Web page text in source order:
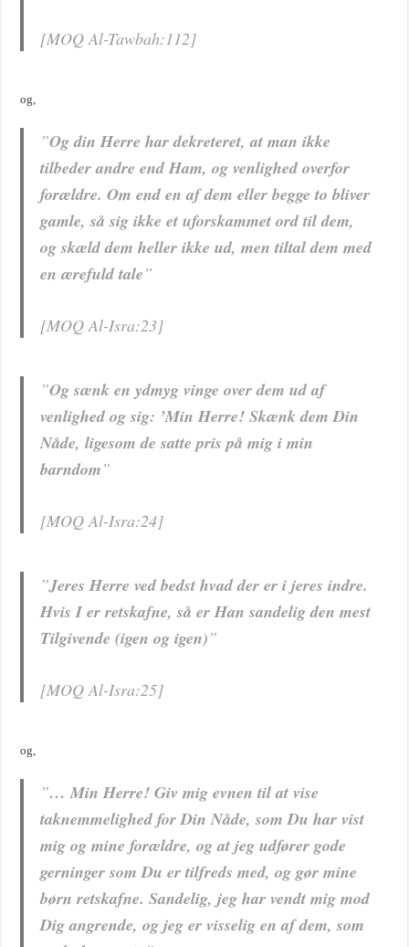
[MOQ Al-Tawbah:112]
og,
”Og din Herre har dekreteret, at man ikke
tilbeder andre end Ham, og venlighed overfor
forældre. Om end en af dem eller begge to bliver
gamle, så sig ikke et uforskammet ord til dem,
og skæld dem heller ikke ud, men tiltal dem med
en ærefuld tale”
[MOQ Al-Isra:23]
”Og sænk en ydmyg vinge over dem ud af
venlighed og sig: ’Min Herre! Skænk dem Din
Nåde, ligesom de satte pris på mig i min
barndom”
[MOQ Al-Isra:24]
”Jeres Herre ved bedst hvad der er i jeres indre.
Hvis I er retskafne, så er Han sandelig den mest
Tilgivende (igen og igen)”
[MOQ Al-Isra:25]
og,
”… Min Herre! Giv mig evnen til at vise
taknemmelighed for Din Nåde, som Du har vist
mig og mine forældre, og at jeg udfører gode
gerninger som Du er tilfreds med, og gør mine
børn retskafne. Sandelig, jeg har vendt mig mod
Dig angrende, og jeg er visselig en af dem, som